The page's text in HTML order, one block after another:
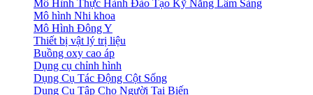
Mô Hình Thực Hành Đào Tạo Kỹ Năng Lâm Sàng
Mô hình Nhi khoa
Mô Hình Đông Y
Thiết bị vật lý trị liệu
Buồng oxy cao áp
Dụng cụ chỉnh hình
Dụng Cụ Tác Động Cột Sống
Dụng Cụ Tập Cho Người Tai Biến